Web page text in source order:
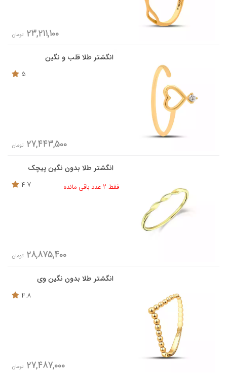
23,211,100 تومان
انگشتر طلا قلب و نگین
5
27,443,500 تومان
انگشتر طلا بدون نگین پیچک
فقط 2 عدد باقی مانده
4.7
28,875,400 تومان
انگشتر طلا بدون نگین وی
4.8
27,487,000 تومان